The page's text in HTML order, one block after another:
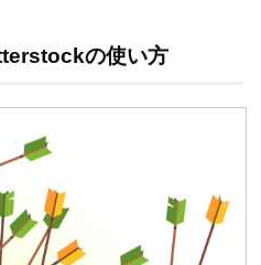
の使い方